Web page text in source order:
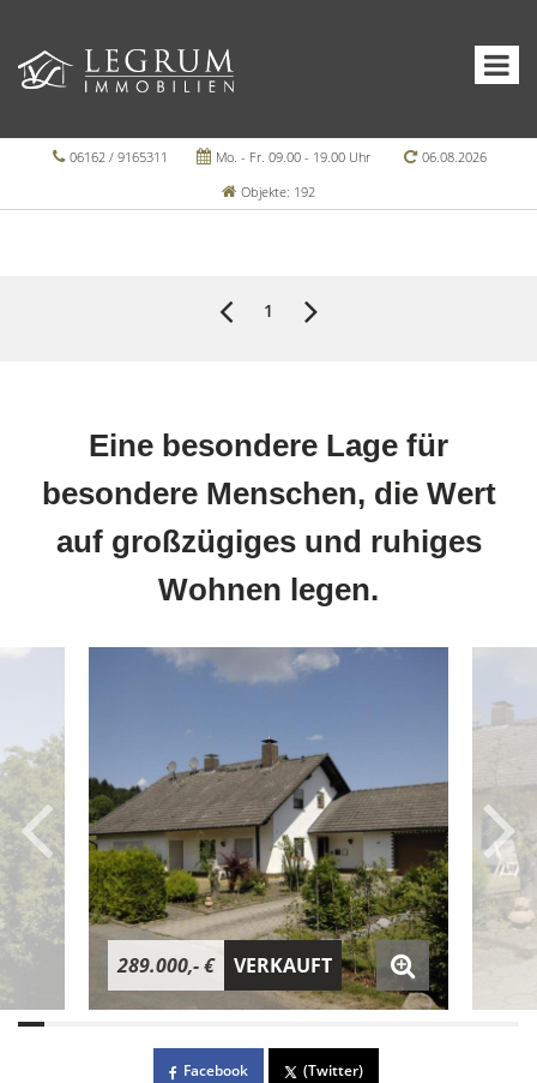
06162 / 9165311 Mo. - Fr. 09.00 - 19.00 Uhr
06.08.2026
Objekte: 192
1
Eine besondere Lage für
besondere Menschen, die Wert
auf großzügiges und ruhiges
Wohnen legen.
289.000,- € VERKAUFT
Facebook (Twitter)